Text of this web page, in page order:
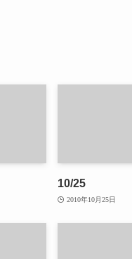
10/25
2010年10月25日